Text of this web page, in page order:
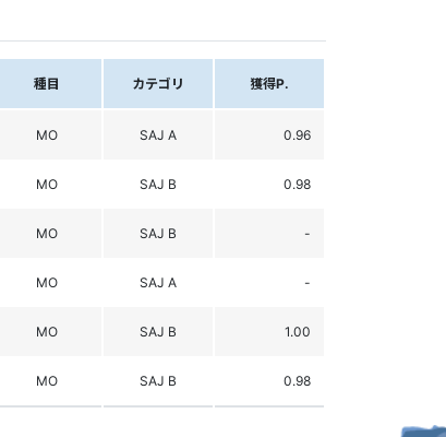
種目 カテゴリ 獲得P.
MO SAJ A 0.96
MO SAJ B 0.98
MO SAJ B -
MO SAJ A -
MO SAJ B 1.00
MO SAJ B 0.98